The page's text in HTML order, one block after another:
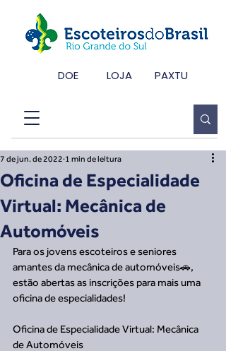
DOE LOJA PAXTU
Oficina de Especialidade
Virtual: Mecânica de
Automóveis
7 de jun. de 2022 1 min de leitura
Para os jovens escoteiros e seniores
amantes da mecânica de automóveis🚗,
estão abertas as inscrições para mais uma
oficina de especialidades!
Oficina de Especialidade Virtual: Mecânica
de Automóveis